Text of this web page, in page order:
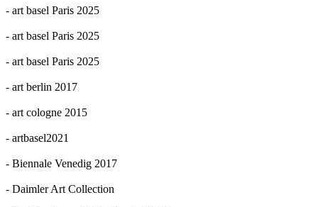
- art basel Paris 2025
- art basel Paris 2025
- art basel Paris 2025
- art berlin 2017
- art cologne 2015
- artbasel2021
- Biennale Venedig 2017
- Daimler Art Collection